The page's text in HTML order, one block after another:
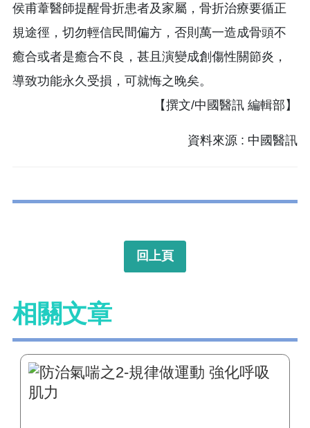
侯甫葦醫師提醒骨折患者及家屬，骨折治療要循正
規途徑，切勿輕信民間偏方，否則萬一造成骨頭不
癒合或者是癒合不良，甚且演變成創傷性關節炎，
導致功能永久受損，可就悔之晚矣。
【撰文/中國醫訊 編輯部】
資料來源 : 中國醫訊
回上頁
相關文章